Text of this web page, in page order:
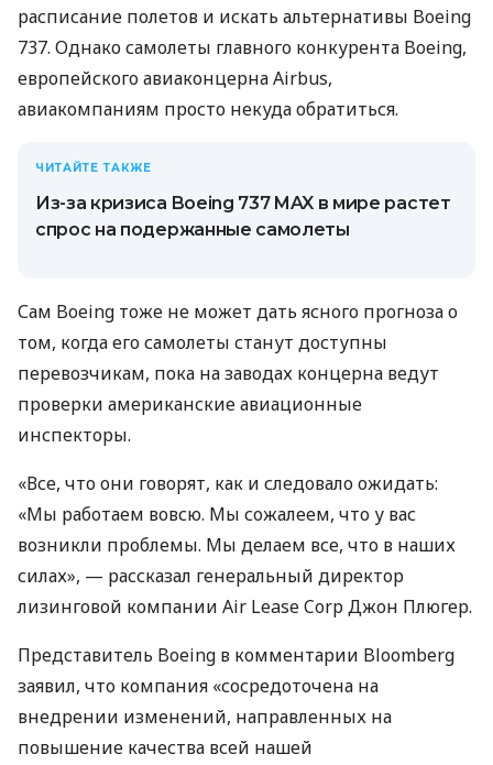
расписание полетов и искать альтернативы Boeing
737. Однако самолеты главного конкурента Boeing,
европейского авиаконцерна Airbus,
авиакомпаниям просто некуда обратиться.
ЧИТАЙТЕ ТАКЖЕ
Из-за кризиса Boeing 737 MAX в мире растет
спрос на подержанные самолеты
Сам Boeing тоже не может дать ясного прогноза о
том, когда его самолеты станут доступны
перевозчикам, пока на заводах концерна ведут
проверки американские авиационные
инспекторы.
«Все, что они говорят, как и следовало ожидать:
«Мы работаем вовсю. Мы сожалеем, что у вас
возникли проблемы. Мы делаем все, что в наших
силах», — рассказал генеральный директор
лизинговой компании Air Lease Corp Джон Плюгер.
Представитель Boeing в комментарии Bloomberg
заявил, что компания «сосредоточена на
внедрении изменений, направленных на
повышение качества всей нашей